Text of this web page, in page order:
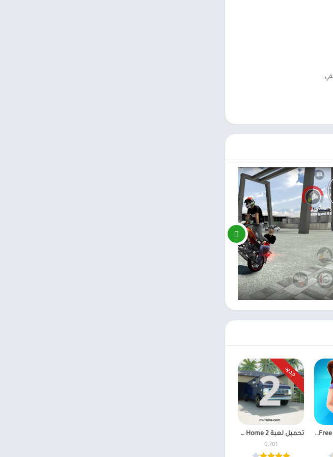
تحميل لعبة The Sims Free Play مهكرة للاندرويد اخر اصدار
جديد
تحميل لعبة Ocean Is Home 2 مهكرة 2026 اخر إصدار
0.701